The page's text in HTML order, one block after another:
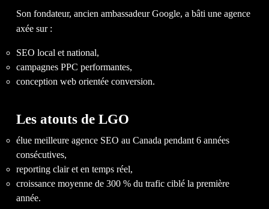
Son fondateur, ancien ambassadeur Google, a bâti une agence
axée sur :
SEO local et national,
campagnes PPC performantes,
conception web orientée conversion.
Les atouts de LGO
élue meilleure agence SEO au Canada pendant 6 années
consécutives,
reporting clair et en temps réel,
croissance moyenne de 300 % du trafic ciblé la première
année.